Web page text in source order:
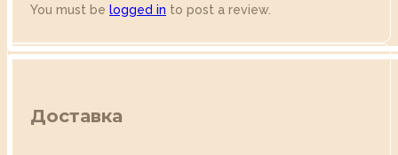
You must be logged in to post a review.
Доставка